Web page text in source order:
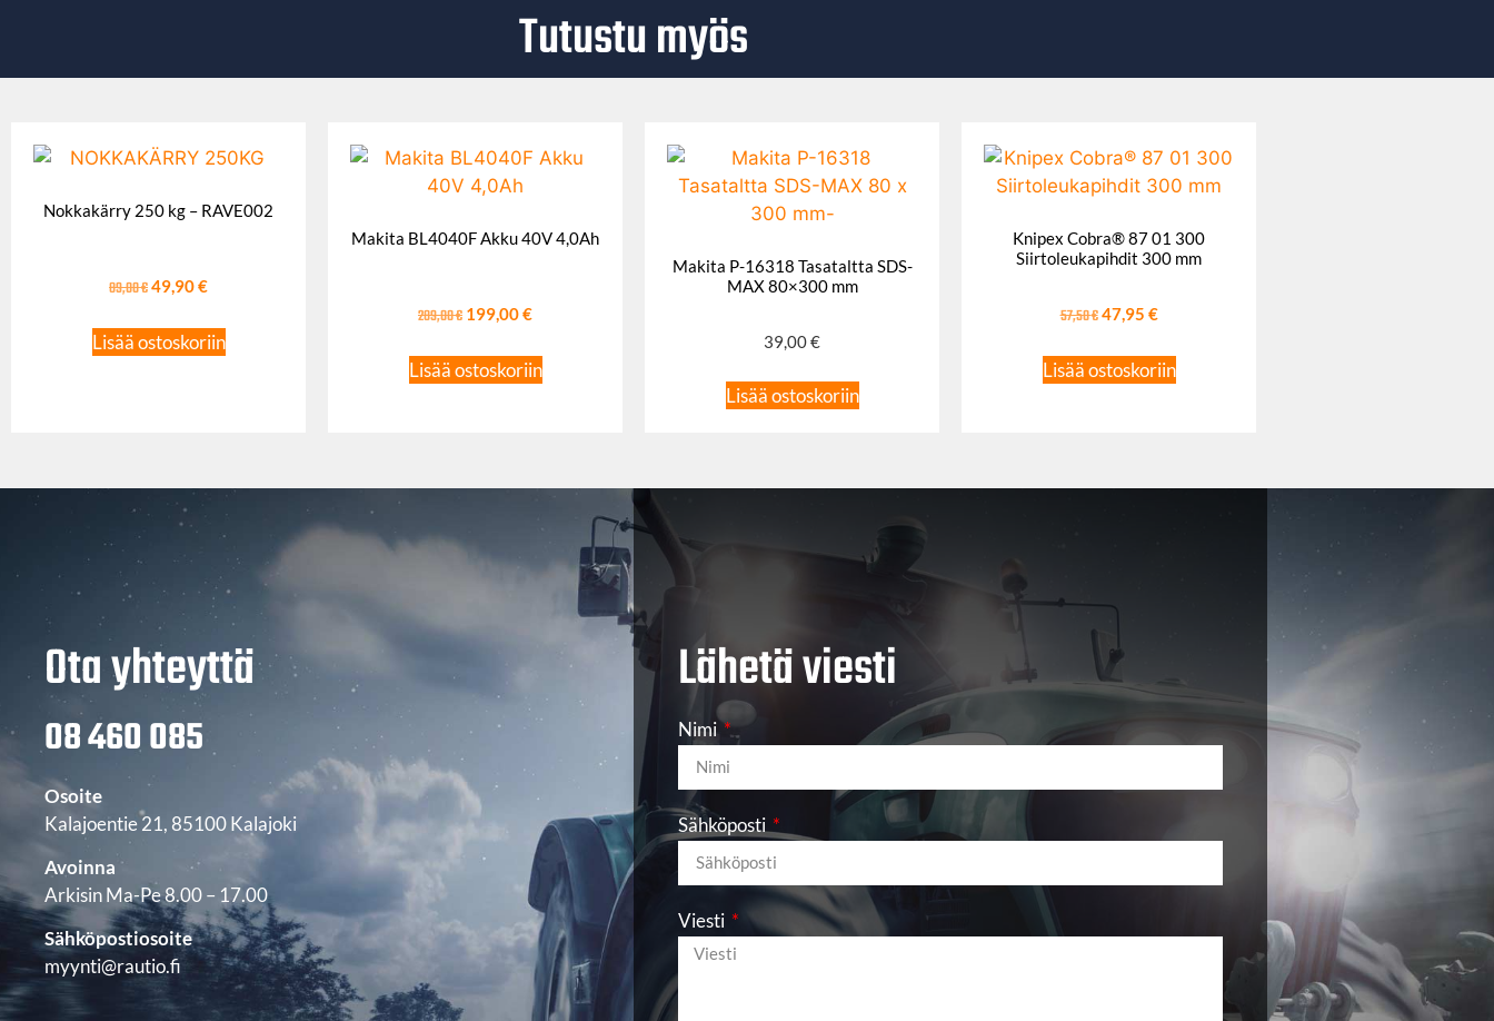
Tutustu myös
Nokkakärry 250 kg – RAVE002
89,00€49,90€
Lisää ostoskoriin
Makita BL4040F Akku 40V 4,0Ah
289,00€ 199,00€
Lisää ostoskoriin
Makita P-16318 Tasataltta SDS-
MAX 80×300 mm
39,00€
Lisää ostoskoriin
Knipex Cobra® 87 01 300
Siirtoleukapihdit 300 mm
57,50€ 47,95 €
Lisää ostoskoriin
Ota yhteyttä
08 460 085
Osoite
Kalajoentie 21, 85100 Kalajoki
Avoinna
Arkisin Ma-Pe 8.00 – 17.00
Sähköpostiosoite
myynti@rautio.fi
Lähetä viesti
Nimi
Sähköposti
Viesti